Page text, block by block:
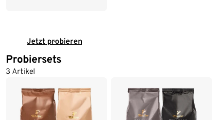
2 x 1 kg Ganze Bohne
4 x 1 kg Ganze Bohne
Jetzt probieren
Probiersets
3 Artikel